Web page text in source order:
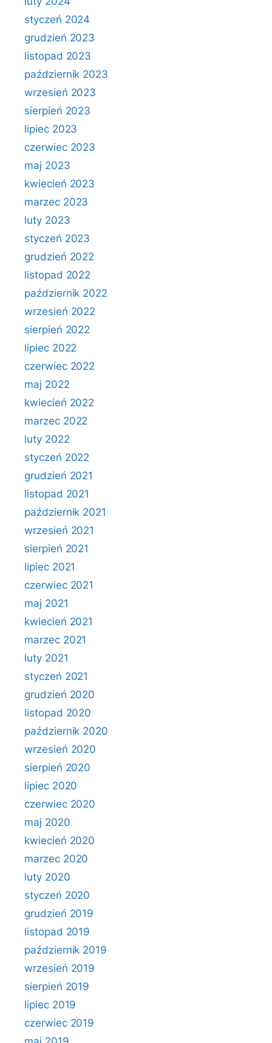
styczeń 2024
grudzień 2023
listopad 2023
październik 2023
wrzesień 2023
sierpień 2023
lipiec 2023
czerwiec 2023
maj 2023
kwiecień 2023
marzec 2023
luty 2023
styczeń 2023
grudzień 2022
listopad 2022
październik 2022
wrzesień 2022
sierpień 2022
lipiec 2022
czerwiec 2022
maj 2022
kwiecień 2022
marzec 2022
luty 2022
styczeń 2022
grudzień 2021
listopad 2021
październik 2021
wrzesień 2021
sierpień 2021
lipiec 2021
czerwiec 2021
maj 2021
kwiecień 2021
marzec 2021
luty 2021
styczeń 2021
grudzień 2020
listopad 2020
październik 2020
wrzesień 2020
sierpień 2020
lipiec 2020
czerwiec 2020
maj 2020
kwiecień 2020
marzec 2020
luty 2020
styczeń 2020
grudzień 2019
listopad 2019
październik 2019
wrzesień 2019
sierpień 2019
lipiec 2019
czerwiec 2019